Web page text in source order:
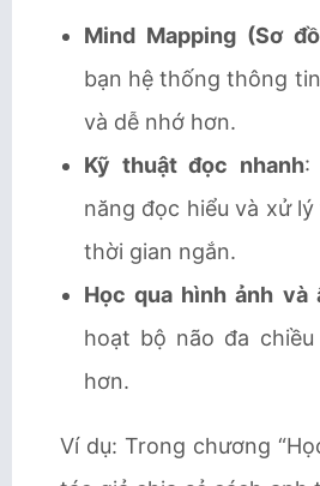
Mind Mapping (Sơ
bạn hệ thống thông
và dễ nhớ hơn.
Kỹ thuật đọc nhanh:
năng đọc hiểu và xử
thời gian ngắn.
Học qua hình ảnh và
hoạt bộ não đa
hơn.
Ví dụ: Trong chương